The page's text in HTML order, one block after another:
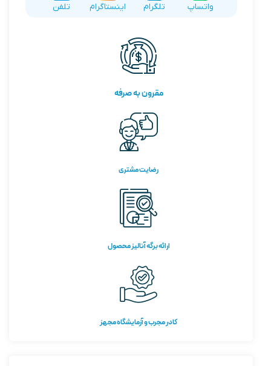
واتساپ تلگرام اینستاگرام تلفن
مقرون به صرفه
رضایت مشتری
ارائه برگه آنالیز محصول
کادر مجرب و آزمایشگاه مجهز